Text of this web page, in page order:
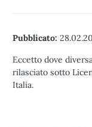
Pubblicato:
Eccetto dove
rilasciato sotto
Italia.